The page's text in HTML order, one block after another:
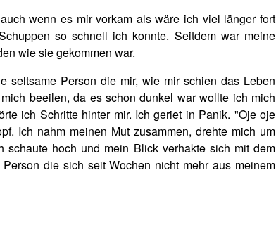
wenn es mir vorkam als wäre ich viel länger fort
so schnell ich konnte. Seitdem war meine
wie sie gekommen war.
seltsame Person die mir, wie mir schien das Leben
beeilen, da es schon dunkel war wollte ich mich
ich Schritte hinter mir. Ich geriet in Panik. "Oje oje
Ich nahm meinen Mut zusammen, drehte mich um
hoch und mein Blick verhakte sich mit dem
die sich seit Wochen nicht mehr aus meinem